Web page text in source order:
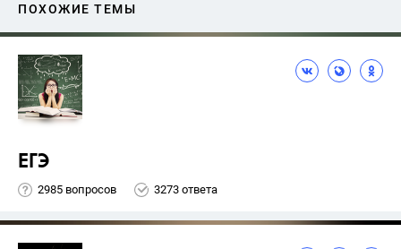
ПОХОЖИЕ ТЕМЫ
ЕГЭ
2985 вопросов 3273 ответа